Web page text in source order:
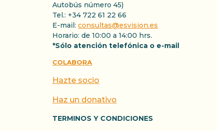
Autobús número 45)
Tel.: +34 722 61 22 66
E-mail: consultas@esvision.es
Horario: de 10:00 a 14:00 hrs.
*Sólo atención telefónica o e-mail
COLABORA
Hazte socio
Haz un donativo
TERMINOS Y CONDICIONES